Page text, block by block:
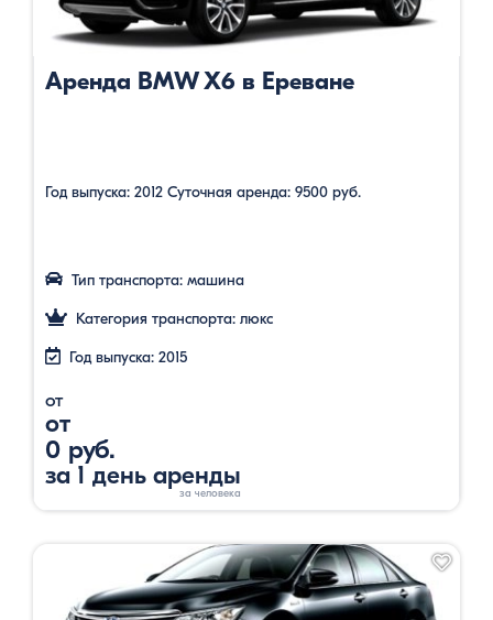
Аренда BMW X6 в Ереване
Год выпуска: 2012 Суточная аренда: 9500 руб.
Тип транспорта: машина
Категория транспорта: люкс
Год выпуска: 2015
от
от
0 руб.
за 1 день аренды